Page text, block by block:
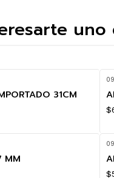
uno
31CM
MM